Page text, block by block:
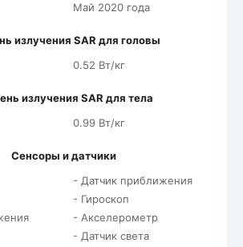
Май 2020 года
излучения SAR для головы
0.52 Вт/кг
излучения SAR для тела
0.99 Вт/кг
Сенсоры и датчики
- Датчик приближения
- Гироскоп
- Акселерометр
- Датчик света